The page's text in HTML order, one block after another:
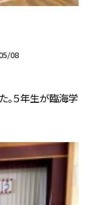
08
。５年生が臨海学